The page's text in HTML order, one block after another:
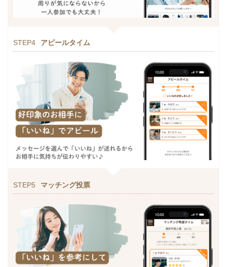
STEP4 アピールタイム
STEP5 マッチング投票